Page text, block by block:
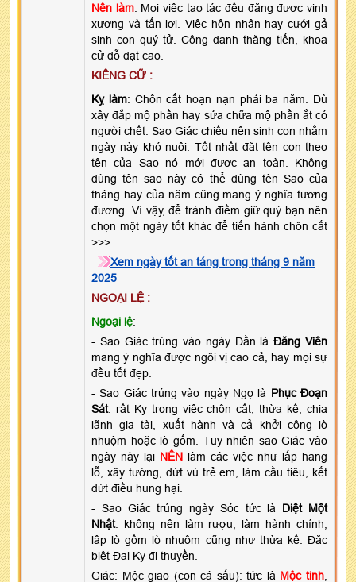
Nên làm: Mọi việc tạo tác đều đặng được vinh
xương và tấn lợi. Việc hôn nhân hay cưới gả
sinh con quý tử. Công danh thăng tiến, khoa
cử đỗ đạt cao.
KIÊNG CỮ :
Kỵ làm: Chôn cất hoạn nạn phải ba năm. Dù
xây đắp mộ phần hay sửa chữa mộ phần ắt có
người chết. Sao Giác chiếu nên sinh con nhằm
ngày này khó nuôi. Tốt nhất đặt tên con theo
tên của Sao nó mới được an toàn. Không
dùng tên sao này có thể dùng tên Sao của
tháng hay của năm cũng mang ý nghĩa tương
đương. Vì vậy, để tránh điềm giữ quý bạn nên
chọn một ngày tốt khác để tiến hành chôn cất
>>>
Xem ngày tốt an táng trong tháng 9 năm
2025
NGOẠI LỆ :
Ngoại lệ:
- Sao Giác trúng vào ngày Dần làĐăng Viên
mang ý nghĩa được ngôi vị cao cả, hay mọi sự
đều tốt đẹp.
- Sao Giác trúng vào ngày Ngọ là Phục Đoạn
Sát: rất Kỵ trong việc chôn cất, thừa kế, chia
lãnh gia tài, xuất hành và cả khởi công lò
nhuộm hoặc lò gốm. Tuy nhiên sao Giác vào
ngày này lại NÊN làm các việc như lấp hang
lỗ, xây tường, dứt vú trẻ em, làm cầu tiêu, kết
dứt điều hung hại.
- Sao Giác trúng ngày Sóc tức là Diệt Một
Nhật: không nên làm rượu, làm hành chính,
lập lò gốm lò nhuộm cũng như thừa kế. Đặc
biệt Đại Kỵ đi thuyền.
Giác: Mộc giao (con cá sấu): tức là Mộc tinh